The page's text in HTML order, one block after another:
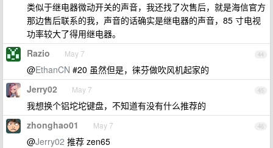
类似于继电器微动开关的声音，我还找了次售后，就是海信官方
那边售后联系的我，声音的话确实是继电器的声音，85 寸电视
功率较大了得用继电器。
44
Razio May 7
@EthanCN #20 虽然但是，徕芬做吹风机起家的
45
Jerry02 May 7
我想换个铝坨坨键盘，不知道有没有什么推荐的
46
zhonghao01 May 7
@Jerry02 推荐 zen65